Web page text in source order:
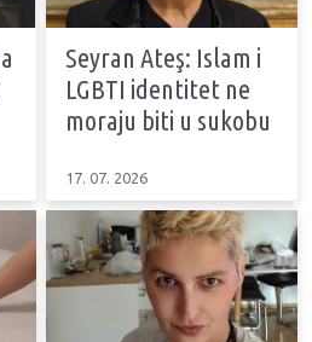
Seyran Ateş: Islam i
LGBTI identitet ne
moraju biti u sukobu
17. 07. 2026